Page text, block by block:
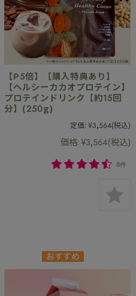
【P5倍】【購入特典あり】
【ヘルシーカカオプロテイン】
プロテインドリンク【約15回
分】(250g)
定価: ¥3,564(税込)
価格: ¥3,564(税込)
8件